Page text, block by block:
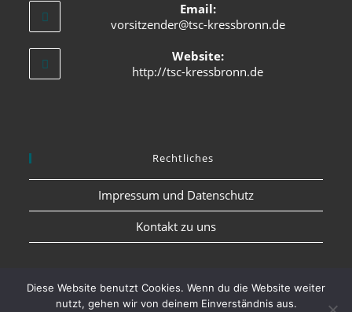
Email:
vorsitzender@tsc-kressbronn.de
Website:
http://tsc-kressbronn.de
Rechtliches
Impressum und Datenschutz
Kontakt zu uns
Impressum und Datenschutz Kontakt zu uns
Diese Website benutzt Cookies. Wenn du die Website weiter
nutzt, gehen wir von deinem Einverständnis aus.